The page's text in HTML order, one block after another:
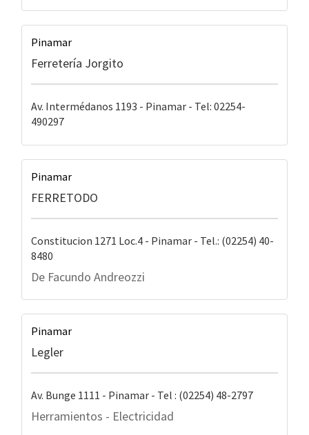
Pinamar
Ferretería Jorgito
Av. Intermédanos 1193 - Pinamar - Tel: 02254-
490297
Pinamar
FERRETODO
Constitucion 1271 Loc.4 - Pinamar - Tel.: (02254) 40-
8480
De Facundo Andreozzi
Pinamar
Legler
Av. Bunge 1111 - Pinamar - Tel : (02254) 48-2797
Herramientos - Electricidad